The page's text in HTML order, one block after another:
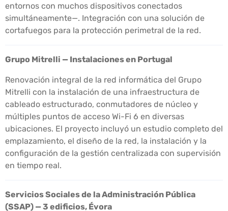
entornos con muchos dispositivos conectados
simultáneamente—. Integración con una solución de
cortafuegos para la protección perimetral de la red.
Grupo Mitrelli — Instalaciones en Portugal
Renovación integral de la red informática del Grupo
Mitrelli con la instalación de una infraestructura de
cableado estructurado, conmutadores de núcleo y
múltiples puntos de acceso Wi-Fi 6 en diversas
ubicaciones. El proyecto incluyó un estudio completo del
emplazamiento, el diseño de la red, la instalación y la
configuración de la gestión centralizada con supervisión
en tiempo real.
Servicios Sociales de la Administración Pública
(SSAP) — 3 edificios, Évora